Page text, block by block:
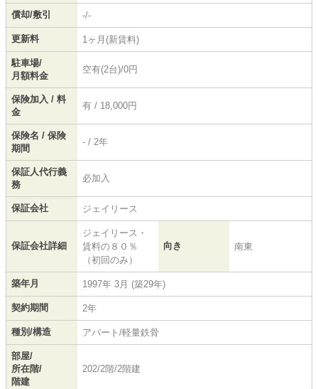
償却/敷引 -/-
更新料 1ヶ月(新賃料)
駐車場/
月額料金
空有(2台)/0円
保険加入 / 料
金
有 / 18,000円
保険名 / 保険
期間
- / 2年
保証人代行義
務
必加入
保証会社 ジェイリース
保証会社詳細
ジェイリース・
賃料の８０％
（初回のみ）
向き 南東
築年月 1997年 3月 (築29年)
契約期間 2年
種別/構造 アパート/軽量鉄骨
部屋/
所在階/
階建
202/2階/2階建